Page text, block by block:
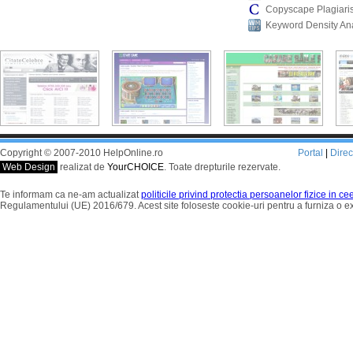
Copyscape
Keyword Density
Copyright © 2007-2010 HelpOnline.ro
Web Design realizat de YourCHOICE. Toate drepturile rezervate.
Portal
Te informam ca ne-am actualizatpoliticile privind protectia persoanelor fizice in
Regulamentului (UE) 2016/679. Acest site foloseste cookie-uri pentru a furniza o